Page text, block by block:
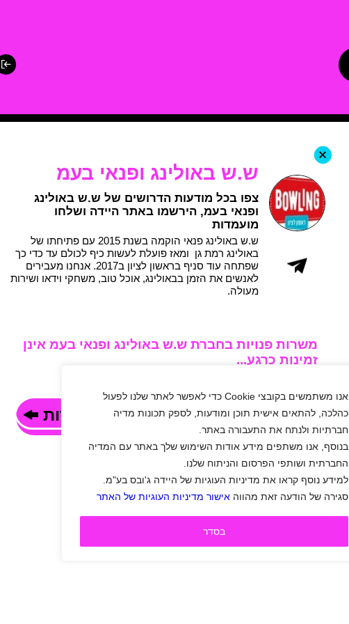
אנו משתמשים בקובצי Cookie כדי לאפשר לאתר שלנו לפעול
כהלכה, להתאים אישית תוכן ומודעות, לספק תכונות מדיה
חברתיות ולנתח את התעבורה באתר.
בנוסף, אנו משתפים מידע אודות השימוש שלך באתר עם המדיה
החברתית ושותפי הפרסום והניתוח שלנו.
למידע נוסף קראו את מדיניות העוגיות של היידה ג'ובס בע"מ.
סגירה של הודעה זאת מהווה אישור מדיניות העוגיות של האתר
בסדר
+
ש.ש באולינג ופנאי בעמ
צפו בכל מודעות הדרושים של ש.ש באולינג
ופנאי בעמ, הירשמו באתר היידה ושלחו
מועמדות
ש.ש באולינג פנאי הוקמה בשנת 2015 עם פתיחתו של
באולינג רמת גן ומאז פועלת לעשות כיף לכולם עד כדי כך
שפתחה עוד סניף בראשון לציון ב2017. אנחנו מעבירים
לאנשים את הזמן בבאולינג, אוכל טוב, משחקי וידאו ושירות
מעולה.
משרות פנויות בחברת ש.ש באולינג ופנאי בעמ אינן
זמינות כרגע...
לחצו עלי בכדי לצפות במשרות אחרות